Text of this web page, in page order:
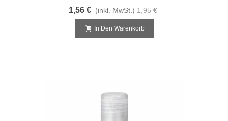
1,56 € (inkl. MwSt.) 1,95 €
In Den Warenkorb